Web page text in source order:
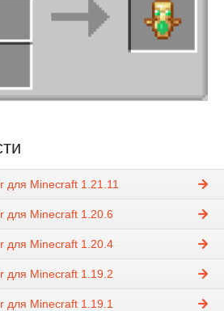
для Minecraft 1.21.11
для Minecraft 1.20.6
для Minecraft 1.20.4
для Minecraft 1.19.2
для Minecraft 1.19.1